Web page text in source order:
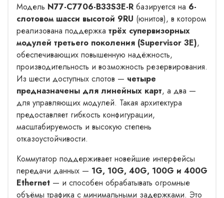
Модель N77-C7706-B33S3E-R базируется на 6-
слотовом шасси высотой 9RU (юнитов), в котором
реализована поддержка трёх супервизорных
модулей третьего поколения (Supervisor 3E),
обеспечивающих повышенную надёжность,
производительность и возможность резервирования.
Из шести доступных слотов — четыре
предназначены для линейных карт, а два —
для управляющих модулей. Такая архитектура
предоставляет гибкость конфигурации,
масштабируемость и высокую степень
отказоустойчивости.
Коммутатор поддерживает новейшие интерфейсы
передачи данных — 1G, 10G, 40G, 100G и 400G
Ethernet — и способен обрабатывать огромные
объёмы трафика с минимальными задержками. Это